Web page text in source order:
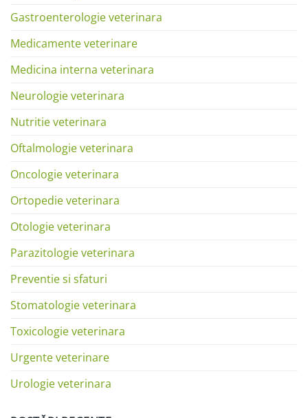
Gastroenterologie veterinara
Medicamente veterinare
Medicina interna veterinara
Neurologie veterinara
Nutritie veterinara
Oftalmologie veterinara
Oncologie veterinara
Ortopedie veterinara
Otologie veterinara
Parazitologie veterinara
Preventie si sfaturi
Stomatologie veterinara
Toxicologie veterinara
Urgente veterinare
Urologie veterinara